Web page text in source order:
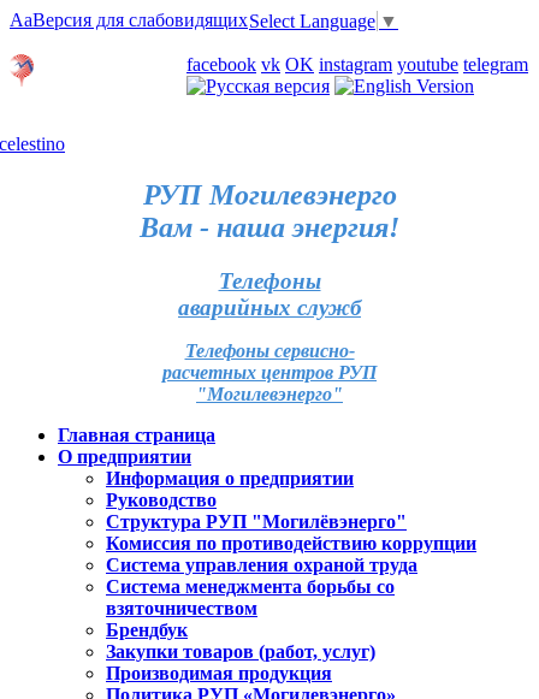
AaВерсия для слабовидящихSelect Language ▼
facebook vk OK instagram youtube telegram
РУП Могилевэнерго
Вам - наша энергия!
Телефоны
аварийных служб
Телефоны сервисно-
расчетных центров РУП
"Могилевэнерго"
Главная страница
О предприятии
Информация о предприятии
Руководство
Структура РУП "Могилёвэнерго"
Комиссия по противодействию коррупции
Система управления охраной труда
Система менеджмента борьбы со
взяточничеством
Брендбук
Закупки товаров (работ, услуг)
Производимая продукция